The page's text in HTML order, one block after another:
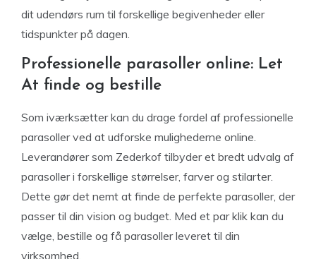
dit udendørs rum til forskellige begivenheder eller
tidspunkter på dagen.
Professionelle parasoller online: Let
At finde og bestille
Som iværksætter kan du drage fordel af professionelle
parasoller ved at udforske mulighederne online.
Leverandører som Zederkof tilbyder et bredt udvalg af
parasoller i forskellige størrelser, farver og stilarter.
Dette gør det nemt at finde de perfekte parasoller, der
passer til din vision og budget. Med et par klik kan du
vælge, bestille og få parasoller leveret til din
virksomhed.